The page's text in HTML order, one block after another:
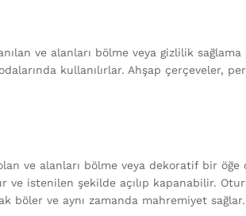
ve alanları bölme veya gizlilik sağlama
kullanılırlar. Ahşap çerçeveler,
ve alanları bölme veya dekoratif bir öğe
istenilen şekilde açılıp kapanabilir.
böler ve aynı zamanda mahremiyet sağlar.